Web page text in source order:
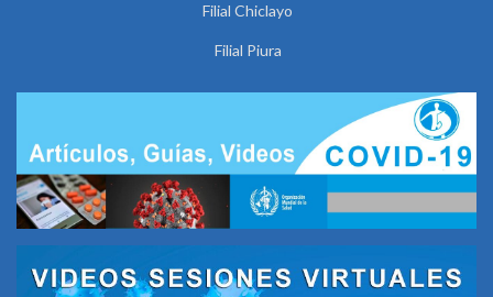
Filial Chiclayo
Filial Piura